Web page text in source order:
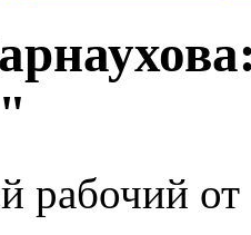
рабочий